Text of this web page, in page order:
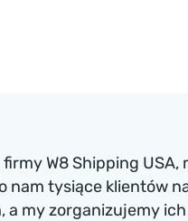
W8 Shipping
nam tysiące klientów
my zorganizujemy